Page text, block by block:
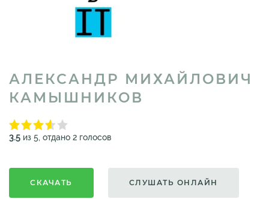
АЛЕКСАНДР МИХАЙЛОВИЧ
КАМЫШНИКОВ
3.5 из 5, отдано 2 голосов
СКАЧАТЬ СЛУШАТЬ ОНЛАЙН